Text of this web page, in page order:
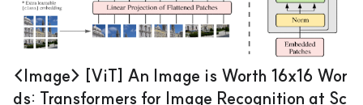
<Image> [ViT] An Image is Worth 16x16 Wor
ds: Transformers for Image Recognition at Sc